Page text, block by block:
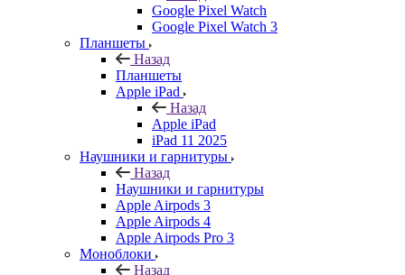
Google Pixel Watch
Google Pixel Watch 3
Планшеты
Назад
Планшеты
Apple iPad
Назад
Apple iPad
iPad 11 2025
Наушники и гарнитуры
Назад
Наушники и гарнитуры
Apple Airpods 3
Apple Airpods 4
Apple Airpods Pro 3
Моноблоки
Назад